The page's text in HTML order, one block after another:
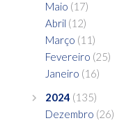
Maio (17)
Abril (12)
Março (11)
Fevereiro (25)
Janeiro (16)
2024 (135)
Dezembro (26)